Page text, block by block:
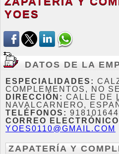
YOES
DATOS DE LA
ESPECIALIDADES:
COMPLEMENTOS, NO
DIRECCIÓN: CALLE DE
NAVALCARNERO,
TELÉFONOS: 918101644
CORREO
YOES0110@GMAIL.COM
ZAPATERÍA Y